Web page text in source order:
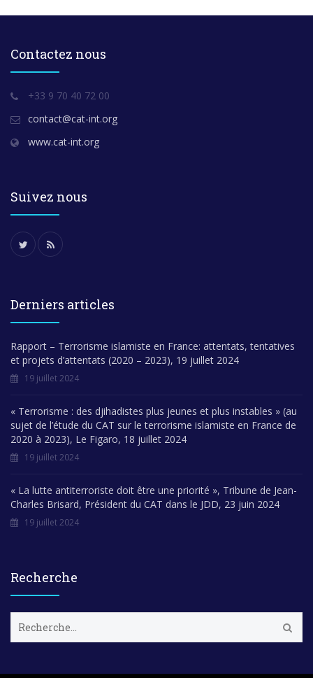
Contactez nous
+33 9 70 40 72 00
contact@cat-int.org
www.cat-int.org
Suivez nous
Derniers articles
Rapport – Terrorisme islamiste en France: attentats, tentatives
et projets d’attentats (2020 – 2023), 19 juillet 2024
19 juillet 2024
« Terrorisme : des djihadistes plus jeunes et plus instables » (au
sujet de l’étude du CAT sur le terrorisme islamiste en France de
2020 à 2023), Le Figaro, 18 juillet 2024
19 juillet 2024
« La lutte antiterroriste doit être une priorité », Tribune de Jean-
Charles Brisard, Président du CAT dans le JDD, 23 juin 2024
19 juillet 2024
Recherche
c
e